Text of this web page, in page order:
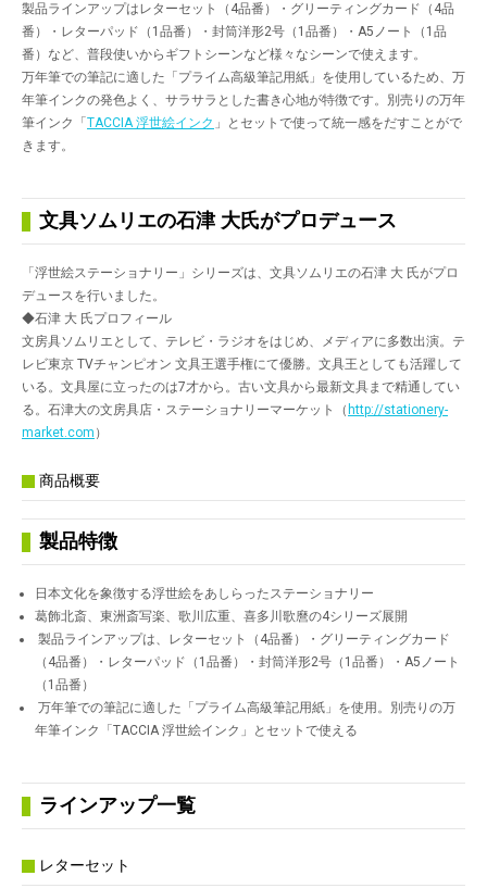
製品ラインアップはレターセット（4品番）・グリーティングカード（4品
番）・レターパッド（1品番）・封筒洋形2号（1品番）・A5ノート（1品
番）など、普段使いからギフトシーンなど様々なシーンで使えます。
万年筆での筆記に適した「プライム高級筆記用紙」を使用しているため、万
年筆インクの発色よく、サラサラとした書き心地が特徴です。別売りの万年
筆インク「 TACCIA 浮世絵インク 」とセットで使って統一感をだすことがで
きます。
文具ソムリエの石津 大氏がプロデュース
「浮世絵ステーショナリー」シリーズは、文具ソムリエの石津 大 氏がプロ
デュースを行いました。
◆石津 大 氏プロフィール
文房具ソムリエとして、テレビ・ラジオをはじめ、メディアに多数出演。テ
レビ東京 TVチャンピオン 文具王選手権にて優勝。文具王としても活躍して
いる。文具屋に立ったのは7才から。古い文具から最新文具まで精通してい
る。石津大の文房具店・ステーショナリーマーケット（ http://stationery-
market.com ）
商品概要
製品特徴
日本文化を象徴する浮世絵をあしらったステーショナリー
葛飾北斎、東洲斎写楽、歌川広重、喜多川歌麿の4シリーズ展開
製品ラインアップは、レターセット（4品番）・グリーティングカード
（4品番）・レターパッド（1品番）・封筒洋形2号（1品番）・A5ノート
（1品番）
万年筆での筆記に適した「プライム高級筆記用紙」を使用。別売りの万
年筆インク「TACCIA 浮世絵インク」とセットで使える
ラインアップ一覧
レターセット